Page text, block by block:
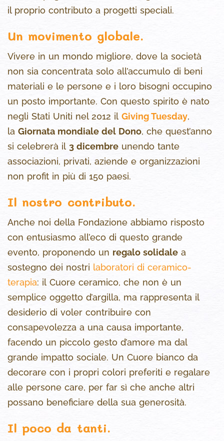
il proprio contributo a progetti speciali.
Un movimento globale.
Vivere in un mondo migliore, dove la società
non sia concentrata solo all’accumulo di beni
materiali e le persone e i loro bisogni occupino
un posto importante. Con questo spirito è nato
negli Stati Uniti nel 2012 il Giving Tuesday,
la Giornata mondiale del Dono, che quest’anno
si celebrerà il 3 dicembre unendo tante
associazioni, privati, aziende e organizzazioni
non profit in più di 150 paesi.
Il nostro contributo.
Anche noi della Fondazione abbiamo risposto
con entusiasmo all’eco di questo grande
evento, proponendo un regalo solidale a
sostegno dei nostri laboratori di ceramico-
terapia: il Cuore ceramico, che non è un
semplice oggetto d’argilla, ma rappresenta il
desiderio di voler contribuire con
consapevolezza a una causa importante,
facendo un piccolo gesto d’amore ma dal
grande impatto sociale. Un Cuore bianco da
decorare con i propri colori preferiti e regalare
alle persone care, per far sì che anche altri
possano beneficiare della sua generosità.
Il poco da tanti.